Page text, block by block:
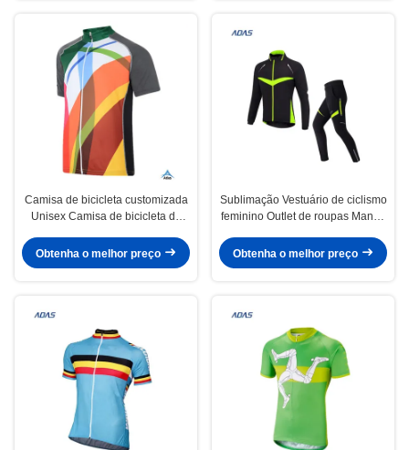
Camisa de bicicleta customizada
Unisex Camisa de bicicleta de
Roupas de bicicleta feminina
Obtenha o melhor preço
Sublimação Vestuário de ciclismo
feminino Outlet de roupas Manga
Obtenha o melhor preço